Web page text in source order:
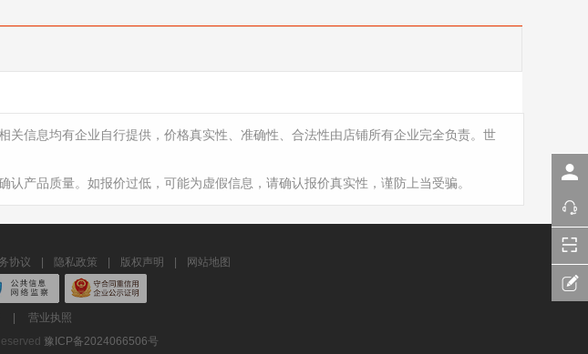
关信息均有企业自行提供，价格真实性、准确性、合法性由店铺所有企业完全负责。世
产品质量。如报价过低，可能为虚假信息，请确认报价真实性，谨防上当受骗。
协议 隐私政策 版权声明 网站地图
营业执照
豫ICP备2024066506号